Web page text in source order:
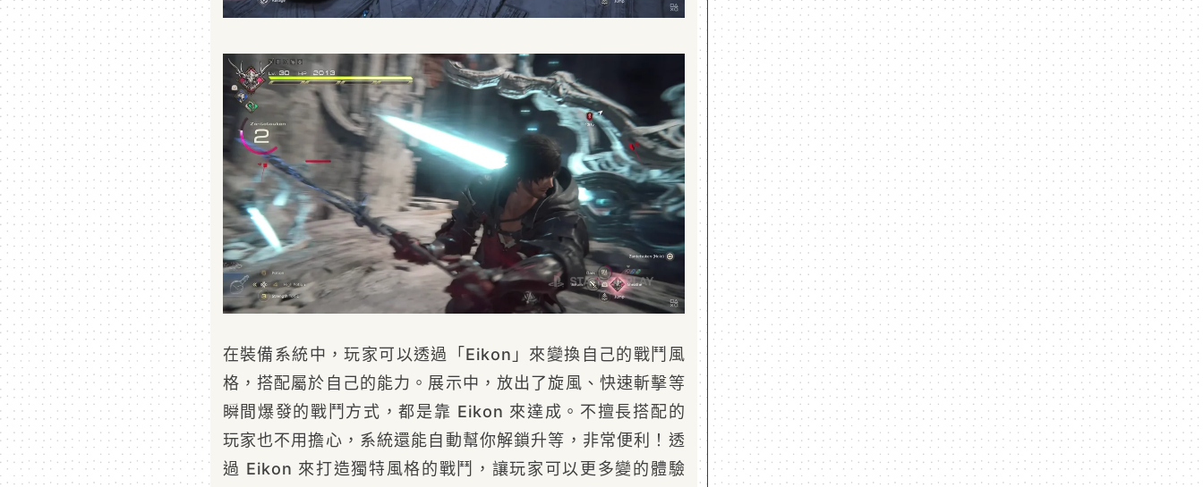
在裝備系統中，玩家可以透過「Eikon」來變換自己的戰鬥風
格，搭配屬於自己的能力。展示中，放出了旋風、快速斬擊等
瞬間爆發的戰鬥方式，都是靠 Eikon 來達成。不擅長搭配的
玩家也不用擔心，系統還能自動幫你解鎖升等，非常便利！透
過 Eikon 來打造獨特風格的戰鬥，讓玩家可以更多變的體驗